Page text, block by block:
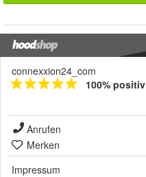
connexxion24_com
100% positiv
Anrufen
Merken
Impressum